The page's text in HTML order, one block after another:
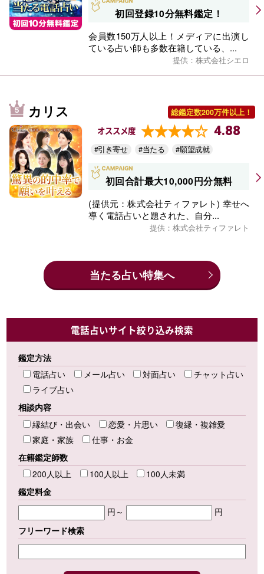
初回登録10分無料鑑定！
会員数150万人以上！メディアに出演し
ている占い師も多数在籍している、...
提供：株式会社シエロ
カリス 総鑑定数200万件以上！
オススメ度 4.88
#引き寄せ #当たる #願望成就
初回合計最大10,000円分無料
(提供元：株式会社ティファレト) 幸せへ
導く電話占いと題された、自分...
提供：株式会社ティファレト
当たる占い特集へ
電話占いサイト絞り込み検索
鑑定方法
電話占い
メール占い 対面占い
チャット占い
ライブ占い
相談内容
縁結び・出会い
恋愛・片思い
復縁・複雑愛
家庭・家族
仕事・お金
在籍鑑定師数
200人以上
100人以上
100人未満
鑑定料金
円～
円
フリーワード検索